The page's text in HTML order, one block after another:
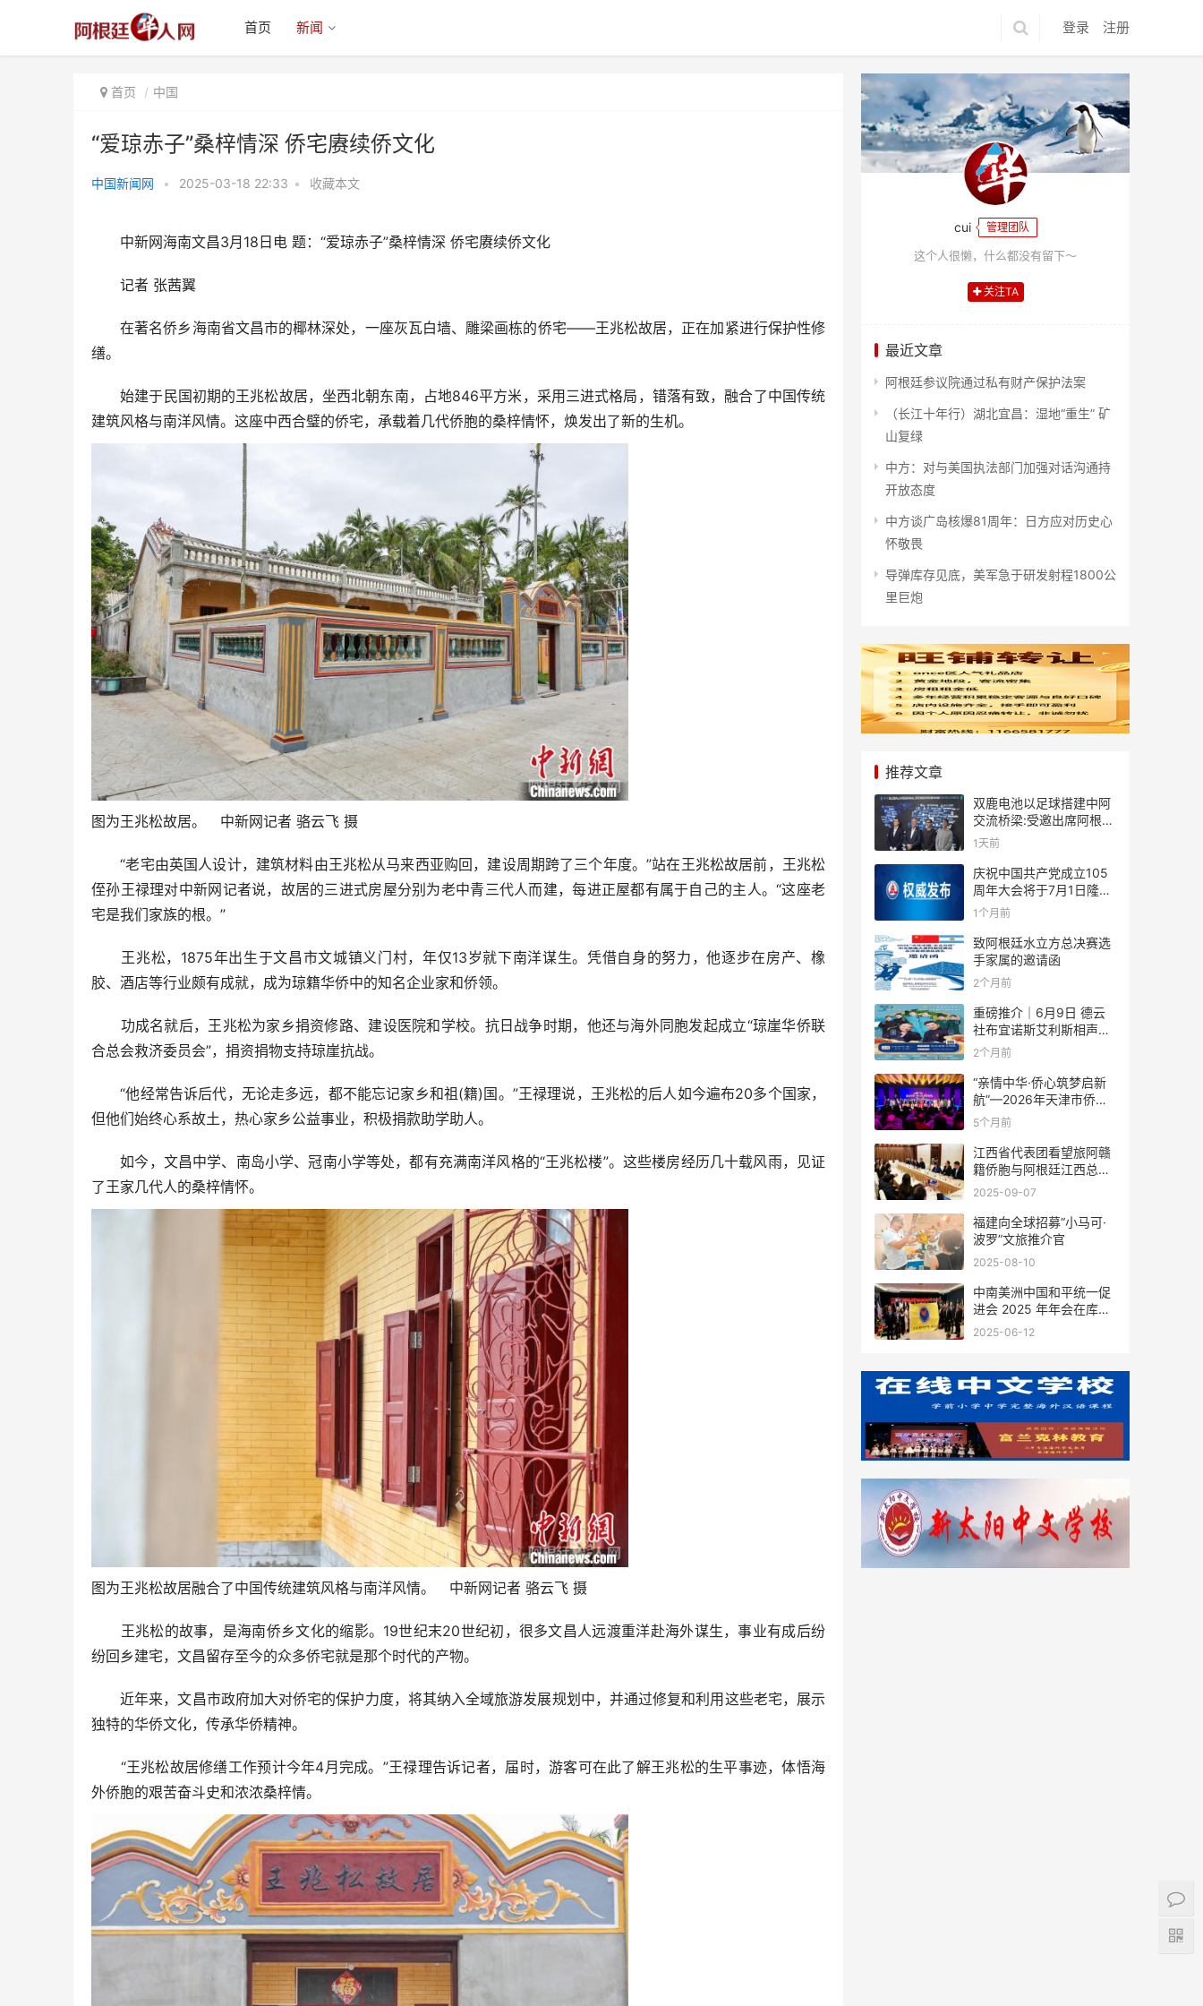
登录 注册
首页 新闻
首页 中国
“爱琼赤子”桑梓情深 侨宅赓续侨文化
中国新闻网 • 2025-03-18 22:33 • 收藏本文
中新网海南文昌3月18日电 题：“爱琼赤子”桑梓情深 侨宅赓续侨文化
记者 张茜翼
在著名侨乡海南省文昌市的椰林深处，一座灰瓦白墙、雕梁画栋的侨宅——王兆松故居，正在加紧进行保护性修
缮。
始建于民国初期的王兆松故居，坐西北朝东南，占地846平方米，采用三进式格局，错落有致，融合了中国传统
建筑风格与南洋风情。这座中西合璧的侨宅，承载着几代侨胞的桑梓情怀，焕发出了新的生机。
图为王兆松故居。 中新网记者 骆云飞 摄
“老宅由英国人设计，建筑材料由王兆松从马来西亚购回，建设周期跨了三个年度。”站在王兆松故居前，王兆松
侄孙王禄理对中新网记者说，故居的三进式房屋分别为老中青三代人而建，每进正屋都有属于自己的主人。“这座老
宅是我们家族的根。”
王兆松，1875年出生于文昌市文城镇义门村，年仅13岁就下南洋谋生。凭借自身的努力，他逐步在房产、橡
胶、酒店等行业颇有成就，成为琼籍华侨中的知名企业家和侨领。
功成名就后，王兆松为家乡捐资修路、建设医院和学校。抗日战争时期，他还与海外同胞发起成立“琼崖华侨联
合总会救济委员会”，捐资捐物支持琼崖抗战。
“他经常告诉后代，无论走多远，都不能忘记家乡和祖(籍)国。”王禄理说，王兆松的后人如今遍布20多个国家，
但他们始终心系故土，热心家乡公益事业，积极捐款助学助人。
如今，文昌中学、南岛小学、冠南小学等处，都有充满南洋风格的“王兆松楼”。这些楼房经历几十载风雨，见证
了王家几代人的桑梓情怀。
图为王兆松故居融合了中国传统建筑风格与南洋风情。 中新网记者 骆云飞 摄
王兆松的故事，是海南侨乡文化的缩影。19世纪末20世纪初，很多文昌人远渡重洋赴海外谋生，事业有成后纷
纷回乡建宅，文昌留存至今的众多侨宅就是那个时代的产物。
近年来，文昌市政府加大对侨宅的保护力度，将其纳入全域旅游发展规划中，并通过修复和利用这些老宅，展示
独特的华侨文化，传承华侨精神。
“王兆松故居修缮工作预计今年4月完成。”王禄理告诉记者，届时，游客可在此了解王兆松的生平事迹，体悟海
外侨胞的艰苦奋斗史和浓浓桑梓情。
cui 管理团队
这个人很懒，什么都没有留下～
关注TA
最近文章
阿根廷参议院通过私有财产保护法案
（长江十年行）湖北宜昌：湿地“重生” 矿
山复绿
中方：对与美国执法部门加强对话沟通持
开放态度
中方谈广岛核爆81周年：日方应对历史心
怀敬畏
导弹库存见底，美军急于研发射程1800公
里巨炮
推荐文章
双鹿电池以足球搭建中阿
交流桥梁:受邀出席阿根廷
足协赞助商招待会！
1天前
庆祝中国共产党成立105
周年大会将于7月1日隆重
举行
1个月前
致阿根廷水立方总决赛选
手家属的邀请函
2个月前
重磅推介｜6月9日 德云
社布宜诺斯艾利斯相声专
场！国风曲艺邂逅南美风
结！
2个月前
“亲情中华·侨心筑梦启新
航”—2026年天津市侨界
新春联谊活动成功举办
5个月前
江西省代表团看望旅阿赣
籍侨胞与阿根廷江西总商
会座谈
2025-09-07
福建向全球招募“小马可·
波罗”文旅推介官
2025-08-10
中南美洲中国和平统一促
进会 2025 年年会在库拉
索圆满举行，共绘反“独”
2025-06-12